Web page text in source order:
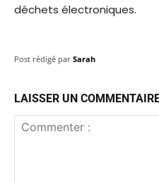
déchets électroniques.
Post rédigé par Sarah
LAISSER UN